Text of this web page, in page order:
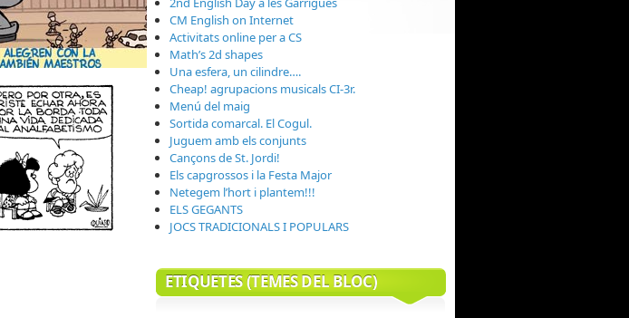
CM English on Internet
Activitats online per a CS
Math’s 2d shapes
Una esfera, un cilindre….
Cheap! agrupacions musicals CI-3r.
Menú del maig
Sortida comarcal. El Cogul.
Juguem amb els conjunts
Cançons de St. Jordi!
Els capgrossos i la Festa Major
Netegem l’hort i plantem!!!
ELS GEGANTS
JOCS TRADICIONALS I POPULARS
ETIQUETES (TEMES DEL BLOC)